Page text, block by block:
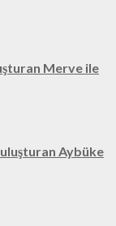
Merve ile
Aybüke